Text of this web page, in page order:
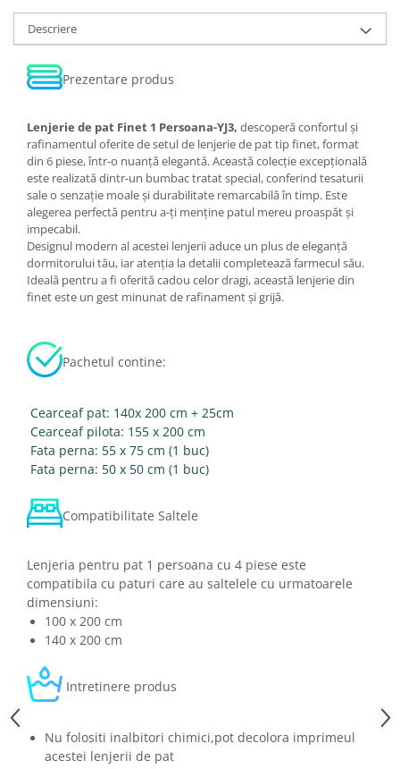
Descriere
Prezentare produs
Lenjerie de pat Finet 1 Persoana-YJ3, descoperă confortul și
rafinamentul oferite de setul de lenjerie de pat tip finet, format
din 6 piese, într-o nuanță elegantă. Această colecție excepțională
este realizată dintr-un bumbac tratat special, conferind tesaturii
sale o senzație moale și durabilitate remarcabilă în timp. Este
alegerea perfectă pentru a-ți menține patul mereu proaspăt și
impecabil.
Designul modern al acestei lenjerii aduce un plus de eleganță
dormitorului tău, iar atenția la detalii completează farmecul său.
Ideală pentru a fi oferită cadou celor dragi, această lenjerie din
finet este un gest minunat de rafinament și grijă.
Pachetul contine:
Cearceaf pat: 140x 200 cm + 25cm
Cearceaf pilota: 155 x 200 cm
Fata perna: 55 x 75 cm (1 buc)
Fata perna: 50 x 50 cm (1 buc)
Compatibilitate Saltele
Lenjeria pentru pat 1 persoana cu 4 piese este
compatibila cu paturi care au saltelele cu urmatoarele
dimensiuni:
100 x 200 cm
140 x 200 cm
Intretinere produs
Nu folositi inalbitori chimici,pot decolora imprimeul
acestei lenjerii de pat